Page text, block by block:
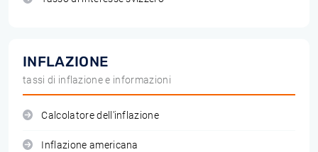
INFLAZIONE
tassi di inflazione e informazioni
Calcolatore dell'inflazione
Inflazione americana